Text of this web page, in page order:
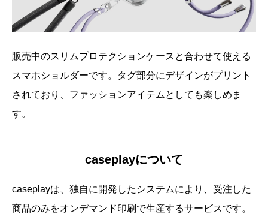
販売中のスリムプロテクションケースと合わせて使える
スマホショルダーです。タグ部分にデザインがプリント
されており、ファッションアイテムとしても楽しめま
す。
caseplayについて
caseplayは、独自に開発したシステムにより、受注した
商品のみをオンデマンド印刷で生産するサービスです。